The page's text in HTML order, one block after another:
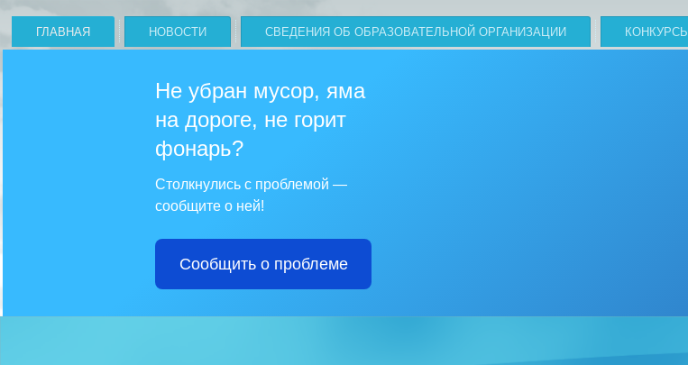
ГЛАВНАЯ НОВОСТИ СВЕДЕНИЯ ОБ ОБРАЗОВАТЕЛЬНОЙ ОРГАНИЗАЦИИ КОНКУРСЫ
Не убран мусор, яма
на дороге, не горит
фонарь?
Столкнулись с проблемой —
сообщите о ней!
Сообщить о проблеме